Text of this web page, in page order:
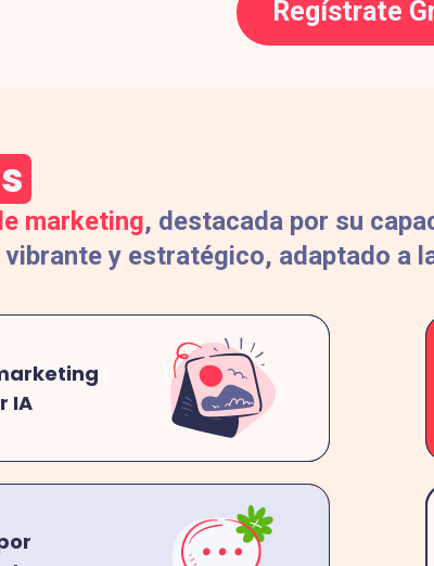
Regístrate
marketing, destacada por su
y estratégico, adaptado a
IA